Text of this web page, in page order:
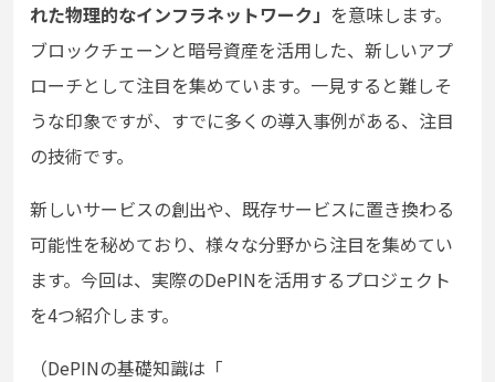
れた物理的なインフラネットワーク」 を意味します。
ブロックチェーンと暗号資産を活用した、新しいアプ
ローチとして注目を集めています。一見すると難しそ
うな印象ですが、すでに多くの導入事例がある、注目
の技術です。
新しいサービスの創出や、既存サービスに置き換わる
可能性を秘めており、様々な分野から注目を集めてい
ます。今回は、実際のDePINを活用するプロジェクト
を4つ紹介します。
（DePINの基礎知識は「